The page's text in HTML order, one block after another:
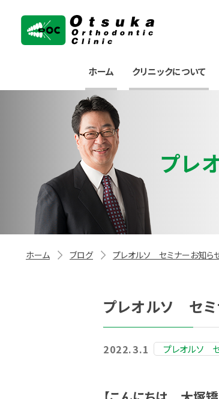
ホーム クリニックについて
プレ
ホーム ブログ プレオルソ セミナーお知ら
プレオルソ セミ
2022.3.1 プレオルソ